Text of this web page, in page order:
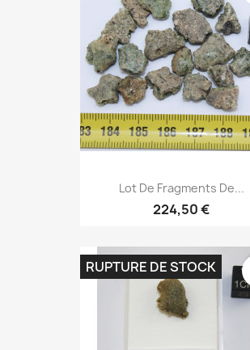
Lot De Fragments De...
224,50 €
RUPTURE DE STOCK